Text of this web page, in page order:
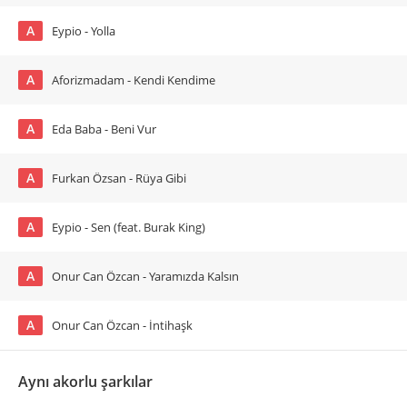
A Eypio - Yolla
A Aforizmadam - Kendi Kendime
A Eda Baba - Beni Vur
A Furkan Özsan - Rüya Gibi
A Eypio - Sen (feat. Burak King)
A Onur Can Özcan - Yaramızda Kalsın
A Onur Can Özcan - İntihaşk
Aynı akorlu şarkılar